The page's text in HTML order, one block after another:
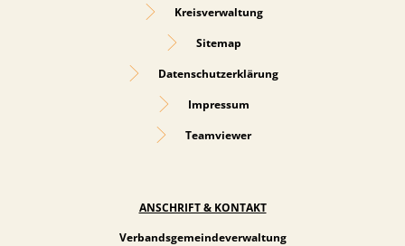
Kreisverwaltung
Sitemap
Datenschutzerklärung
Impressum
Teamviewer
ANSCHRIFT & KONTAKT
Verbandsgemeindeverwaltung